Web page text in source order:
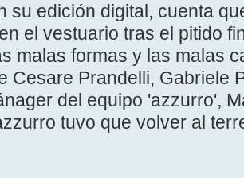
su edición digital, cuenta
el vestuario tras el pitido
malas formas y las malas
Cesare Prandelli, Gabriele
del equipo 'azzurro',
tuvo que volver al